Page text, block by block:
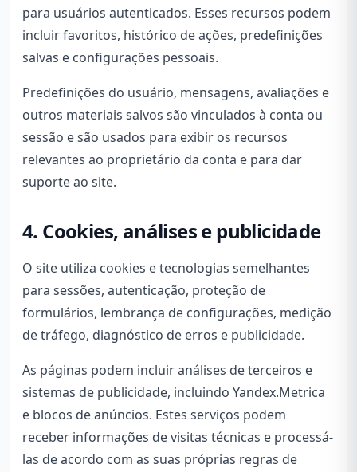
para usuários autenticados. Esses recursos podem
incluir favoritos, histórico de ações, predefinições
salvas e configurações pessoais.
Predefinições do usuário, mensagens, avaliações e
outros materiais salvos são vinculados à conta ou
sessão e são usados para exibir os recursos
relevantes ao proprietário da conta e para dar
suporte ao site.
4. Cookies, análises e publicidade
O site utiliza cookies e tecnologias semelhantes
para sessões, autenticação, proteção de
formulários, lembrança de configurações, medição
de tráfego, diagnóstico de erros e publicidade.
As páginas podem incluir análises de terceiros e
sistemas de publicidade, incluindo Yandex.Metrica
e blocos de anúncios. Estes serviços podem
receber informações de visitas técnicas e processá-
las de acordo com as suas próprias regras de